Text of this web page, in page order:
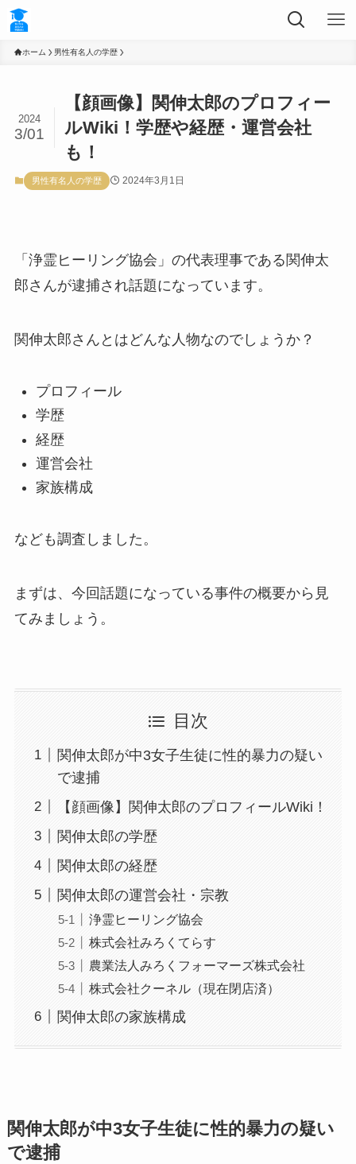
ホーム 男性有名人の学歴
【顔画像】関伸太郎のプロフィー
ルWiki！学歴や経歴・運営会社
も！
2024
3/01
男性有名人の学歴 2024年3月1日
「浄霊ヒーリング協会」の代表理事である関伸太
郎さんが逮捕され話題になっています。
関伸太郎さんとはどんな人物なのでしょうか？
プロフィール
学歴
経歴
運営会社
家族構成
なども調査しました。
まずは、今回話題になっている事件の概要から見
てみましょう。
目次
関伸太郎が中3女子生徒に性的暴力の疑い
で逮捕
【顔画像】関伸太郎のプロフィールWiki！
関伸太郎の学歴
関伸太郎の経歴
関伸太郎の運営会社・宗教
浄霊ヒーリング協会
株式会社みろくてらす
農業法人みろくフォーマーズ株式会社
株式会社クーネル（現在閉店済）
関伸太郎の家族構成
関伸太郎が中3女子生徒に性的暴力の疑い
で逮捕